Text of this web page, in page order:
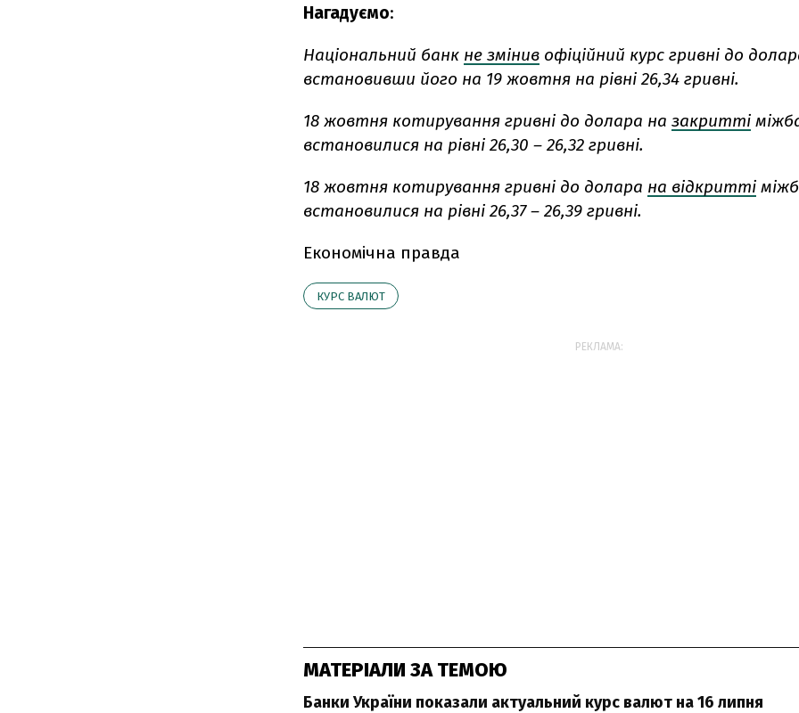
Нагадуємо:
Національний банк не змінив офіційний курс гривні до
встановивши його на 19 жовтня на рівні 26,34 гривні.
18 жовтня котирування гривні до долара на закритті
встановилися на рівні 26,30 – 26,32 гривні.
18 жовтня котирування гривні до долара на відкритті
встановилися на рівні 26,37 – 26,39 гривні.
Економічна правда
КУРС ВАЛЮТ
РЕКЛАМА:
МАТЕРІАЛИ ЗА ТЕМОЮ
Банки України показали актуальний курс валют на 16 липня